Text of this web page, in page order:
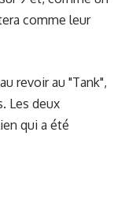
comme leur
revoir au "Tank",
Les deux
qui a été